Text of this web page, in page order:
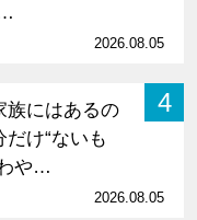
2026.08.05
4
族にはあるの
け“ないも
や…
2026.08.05